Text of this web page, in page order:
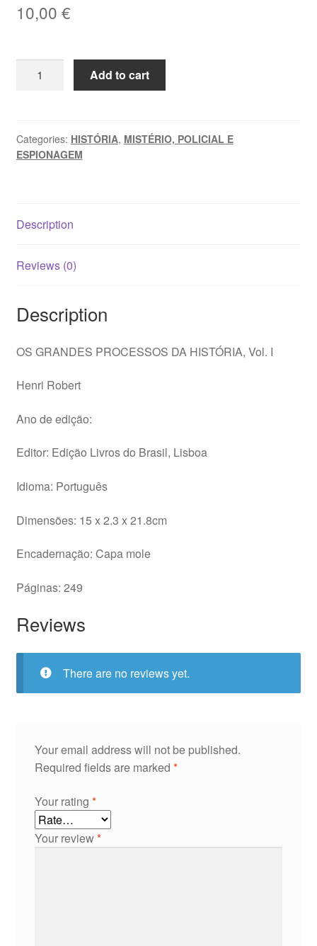
10,00 €
GRANDES
HISTÓRIA,
Vol.
Robert
Add to cart
Categories: HISTÓRIA, MISTÉRIO, POLICIAL E
ESPIONAGEM
Description
Reviews (0)
Description
OS GRANDES PROCESSOS DA HISTÓRIA, Vol. I
Henri Robert
Ano de edição:
Editor: Edição Livros do Brasil, Lisboa
Idioma: Português
Dimensões: 15 x 2.3 x 21.8cm
Encadernação: Capa mole
Páginas: 249
Reviews
There are no reviews yet.
Your email address will not be published.
Required fields are marked *
Your rating *
Your review*